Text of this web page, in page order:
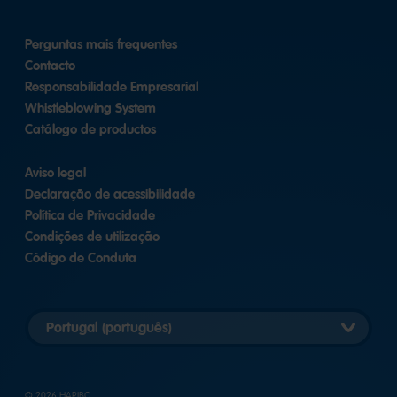
Perguntas mais frequentes
Contacto
Responsabilidade Empresarial
Whistleblowing System
Catálogo de productos
Aviso legal
Declaração de acessibilidade
Política de Privacidade
Condições de utilização
Código de Conduta
versão